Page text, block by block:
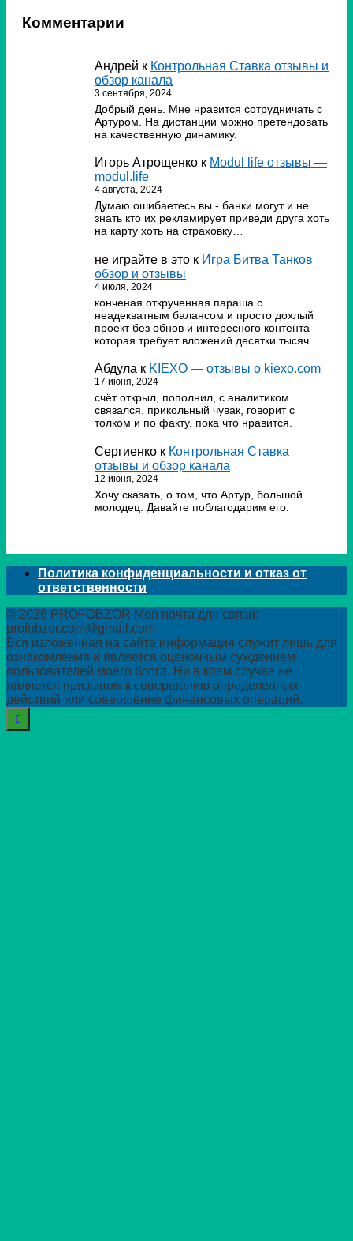
Комментарии
Андрей к Контрольная Ставка отзывы и
обзор канала
3 сентября, 2024
Добрый день. Мне нравится сотрудничать с
Артуром. На дистанции можно претендовать
на качественную динамику.
Игорь Атрощенко к Modul life отзывы —
modul.life
4 августа, 2024
Думаю ошибаетесь вы - банки могут и не
знать кто их рекламирует приведи друга хоть
на карту хоть на страховку…
не играйте в это к Игра Битва Танков
обзор и отзывы
4 июля, 2024
конченая открученная параша с
неадекватным балансом и просто дохлый
проект без обнов и интересного контента
которая требует вложений десятки тысяч…
Абдула к KIEXO — отзывы о kiexo.com
17 июня, 2024
счёт открыл, пополнил, с аналитиком
связался. прикольный чувак, говорит с
толком и по факту. пока что нравится.
Сергиенко к Контрольная Ставка
отзывы и обзор канала
12 июня, 2024
Хочу сказать, о том, что Артур, большой
молодец. Давайте поблагодарим его.
Политика конфиденциальности и отказ от
ответственности
© 2026 PROFOBZOR Моя почта для связи:
profobzor.com@gmail.com
Вся изложенная на сайте информация служит лишь для
ознакомления и является оценочным суждением
пользователей моего блога. Ни в коем случае не
является призывом к совершению определенных
действий или совершение финансовых операций.